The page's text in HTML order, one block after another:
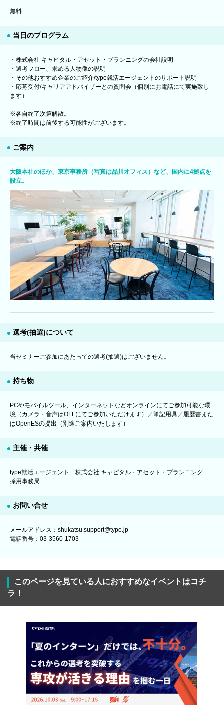
無料
当日のプログラム
・株式会社 キャピタル・アセット・プランニングの会社説明
・選考フロー、求める人物像の説明
・その他おすすめ企業のご紹介/type就活エージェントのサポート説明
・応募受付/キャリアアドバイザーとの質問会（個別にお電話にて実施致し
ます）
※各自終了次第解散。
※終了時間は前後する可能性がございます。
ご案内
大阪本社のほか、東京事務所（写真は品川オフィス）など、国内に4拠点を
設立。
選考(抽選)について
当セミナーご参加にあたっての選考(抽選)はございません。
持ち物
PCやモバイルツール、インターネットなどオンラインにてご参加可能な環
境（カメラ・音声はOFFにてご参加いただけます）／筆記用具／履歴書また
はOpenESの提出（別途ご案内いたします）
主催・共催
type就活エージェント 株式会社 キャピタル・アセット・プランニング
採用事務局
お問い合せ
メールアドレス：shukatsu.support@type.jp
電話番号：03-3560-1703
このページを見ている人におすすめなイベントはコチ
ラ！